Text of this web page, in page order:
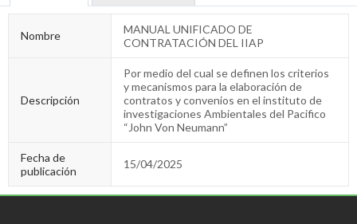
Nombre
MANUAL UNIFICADO DE
CONTRATACIÓN DEL IIAP
Descripción
Por medio del cual se definen los criterios
y mecanismos para la elaboración de
contratos y convenios en el instituto de
investigaciones Ambientales del Pacifico
“John Von Neumann”
Fecha de
publicación
15/04/2025